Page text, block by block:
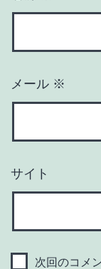
メール ※
サイト
次回のコメ